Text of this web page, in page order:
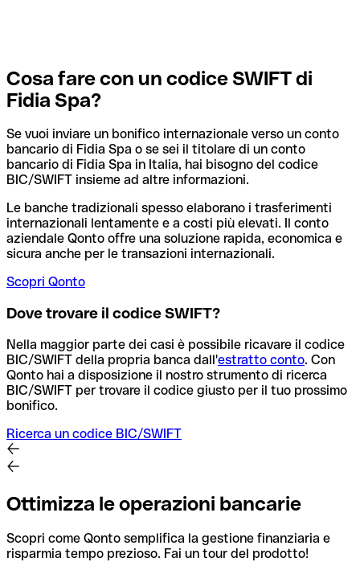
Cosa fare con un codice SWIFT di
Fidia Spa?
Se vuoi inviare un bonifico internazionale verso un conto
bancario di Fidia Spa o se sei il titolare di un conto
bancario di Fidia Spa in Italia, hai bisogno del codice
BIC/SWIFT insieme ad altre informazioni.
Le banche tradizionali spesso elaborano i trasferimenti
internazionali lentamente e a costi più elevati. Il conto
aziendale Qonto offre una soluzione rapida, economica e
sicura anche per le transazioni internazionali.
Scopri Qonto
Dove trovare il codice SWIFT?
Nella maggior parte dei casi è possibile ricavare il codice
BIC/SWIFT della propria banca dall'estratto conto. Con
Qonto hai a disposizione il nostro strumento di ricerca
BIC/SWIFT per trovare il codice giusto per il tuo prossimo
bonifico.
Ricerca un codice BIC/SWIFT
Ottimizza le operazioni bancarie
Scopri come Qonto semplifica la gestione finanziaria e
risparmia tempo prezioso. Fai un tour del prodotto!